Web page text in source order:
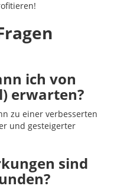
ich von
erwarten?
zu einer verbesserten
und gesteigerter
sind